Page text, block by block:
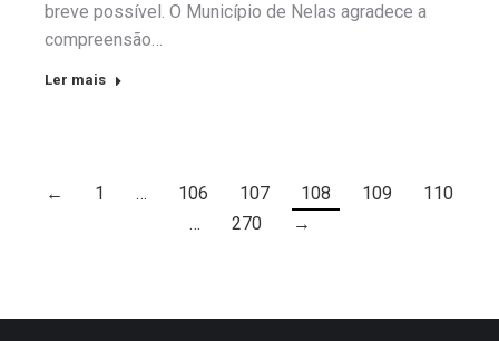
breve possível. O Município de Nelas agradece a
compreensão…
Ler mais
← 1 … 106 107 108 109
110
…
270 →